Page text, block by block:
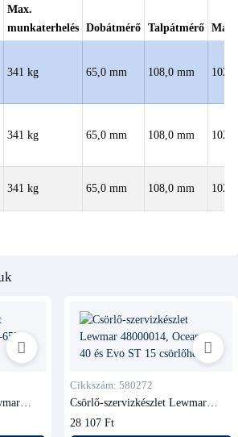
Max.
munkaterhelés
Dobátmérő Talpátmérő
341 kg 65,0 mm 108,0 mm
341 kg 65,0 mm 108,0 mm
341 kg 65,0 mm 108,0 mm
Cikkszám: 580272
Csörlő-szervizkészlet Lewmar
15 csörlőhöz
28 107 Ft